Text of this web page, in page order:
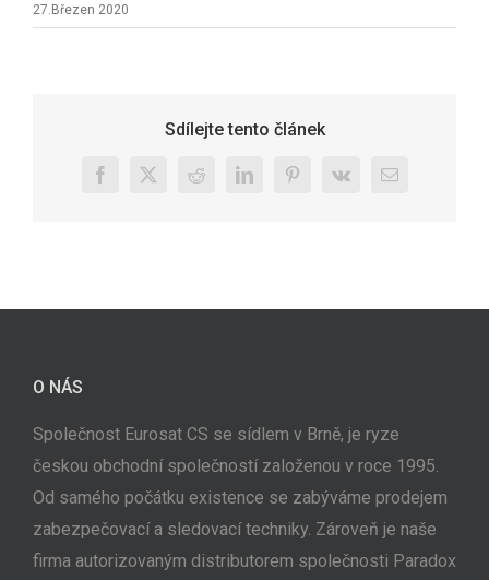
27.Březen 2020
Sdílejte tento článek
Facebook
X RedditLinkedInPinterest
Vk
E-
O NÁS
Společnost Eurosat CS se sídlem v Brně, je ryze
českou obchodní společností založenou v roce 1995.
Od samého počátku existence se zabýváme prodejem
zabezpečovací a sledovací techniky. Zároveň je naše
firma autorizovaným distributorem společnosti Paradox